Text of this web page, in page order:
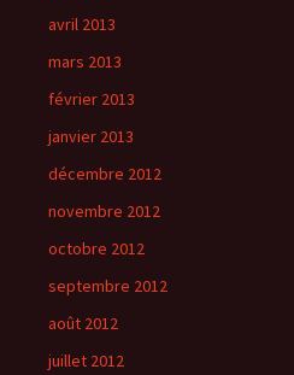
avril 2013
mars 2013
février 2013
janvier 2013
décembre 2012
novembre 2012
octobre 2012
septembre 2012
août 2012
juillet 2012